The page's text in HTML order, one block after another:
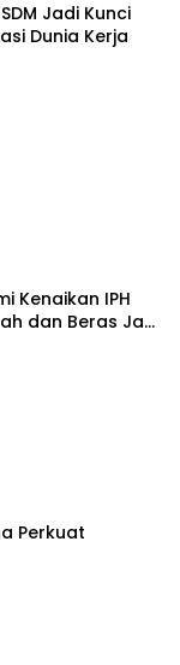
Jadi Kunci
Dunia Kerja
Kenaikan IPH
dan Beras Jadi
Perkuat